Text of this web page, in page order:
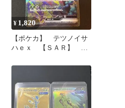
¥ 1,820
【ポケカ】 テツノイサ
ハｅｘ 【ＳＡＲ】